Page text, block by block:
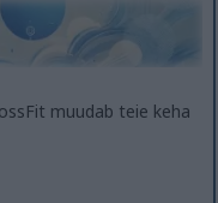
muudab teie keha